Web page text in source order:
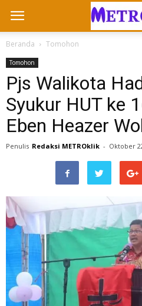
Beranda Tomohon
Tomohon
Pjs Walikota
Syukur HUT ke
Eben Heazer
Penulis Redaksi METROklik - Oktober